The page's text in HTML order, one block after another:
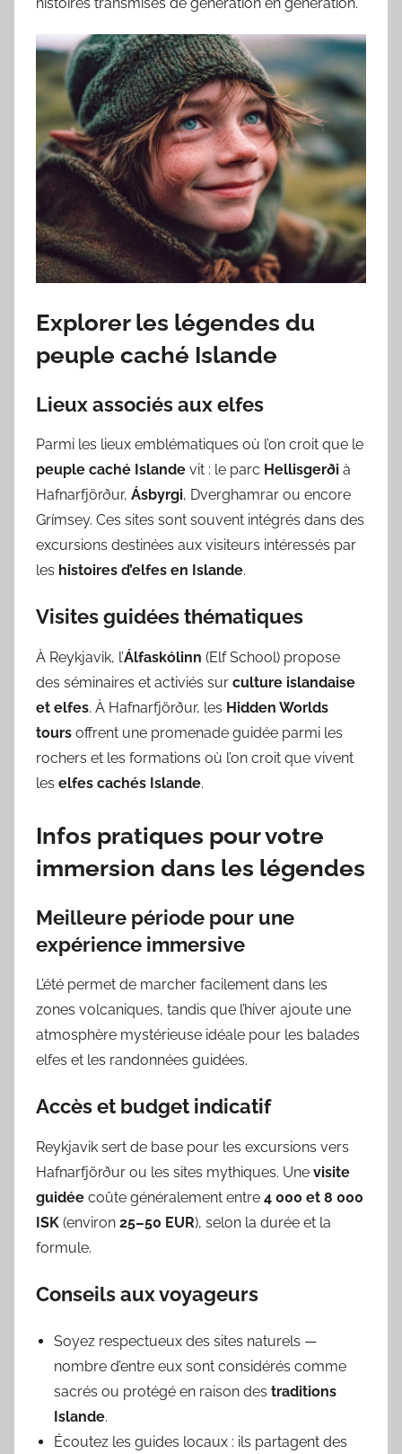
Explorer les légendes du
peuple caché Islande
Lieux associés aux elfes
Parmi les lieux emblématiques où l’on croit que le
peuple caché Islande vit : le parc Hellisgerði à
Hafnarfjörður, Ásbyrgi, Dverghamrar ou encore
Grímsey. Ces sites sont souvent intégrés dans des
excursions destinées aux visiteurs intéressés par
les histoires d’elfes en Islande.
Visites guidées thématiques
À Reykjavik, l’Álfaskólinn (Elf School) propose
des séminaires et activiés sur culture islandaise
et elfes. À Hafnarfjörður, les Hidden Worlds
tours offrent une promenade guidée parmi les
rochers et les formations où l’on croit que vivent
les elfes cachés Islande.
Infos pratiques pour votre
immersion dans les légendes
Meilleure période pour une
expérience immersive
L’été permet de marcher facilement dans les
zones volcaniques, tandis que l’hiver ajoute une
atmosphère mystérieuse idéale pour les balades
elfes et les randonnées guidées.
Accès et budget indicatif
Reykjavik sert de base pour les excursions vers
Hafnarfjörður ou les sites mythiques. Une visite
guidée coûte généralement entre 4 000 et 8 000
ISK (environ 25–50 EUR), selon la durée et la
formule.
Conseils aux voyageurs
Soyez respectueux des sites naturels —
nombre d’entre eux sont considérés comme
sacrés ou protégé en raison des traditions
Islande.
Écoutez les guides locaux : ils partagent des